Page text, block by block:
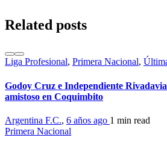
Related posts
Liga Profesional, Primera Nacional,
Godoy Cruz e Independiente
amistoso en Coquimbito
Argentina F.C., 6 años ago 1 min read
Primera Nacional